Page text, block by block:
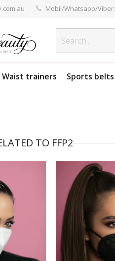
Mobil/Whatsapp/Viber:
Waist trainers Sports belts
TO FFP2